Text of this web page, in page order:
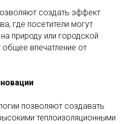
создать эффект
где посетители могут
природу или городской
впечатление от
позволяют создавать
теплоизоляционными